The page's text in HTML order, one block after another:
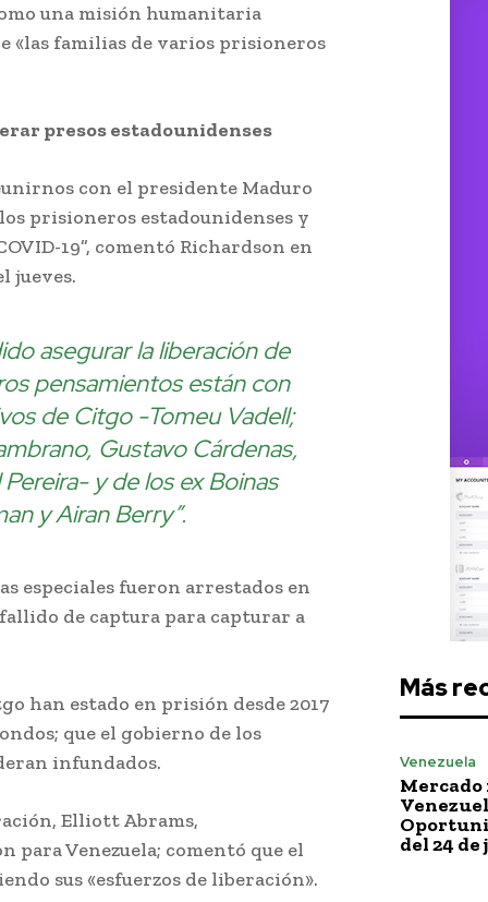
una misión humanitaria
«las familias de varios prisioneros
presos estadounidenses
con el presidente Maduro
prisioneros estadounidenses y
19”, comentó Richardson en
jueves.
asegurar la liberación de
pensamientos están con
de Citgo -Tomeu Vadell;
Gustavo Cárdenas,
y de los ex Boinas
y Airan Berry”.
especiales fueron arrestados en
de captura para capturar a
han estado en prisión desde 2017
que el gobierno de los
infundados.
Elliott Abrams,
para Venezuela; comentó que el
sus «esfuerzos de liberación».
Más
Venezuela
del 24